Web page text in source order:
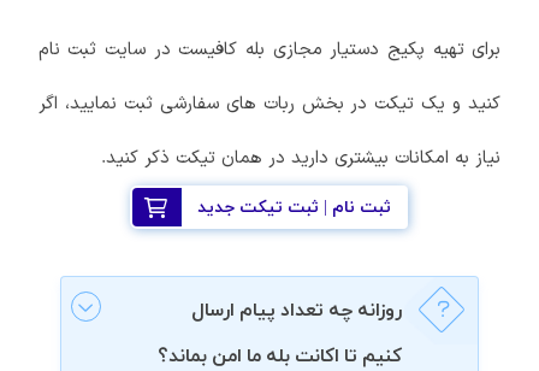
برای تهیه پکیج دستیار مجازی بله کافیست در سایت ثبت نام
کنید و یک تیکت در بخش ربات های سفارشی ثبت نمایید، اگر
نیاز به امکانات بیشتری دارید در همان تیکت ذکر کنید.
ثبت نام | ثبت تیکت جدید
روزانه چه تعداد پیام ارسال
کنیم تا اکانت بله ما امن بماند؟